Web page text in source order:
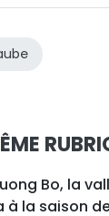
Bo, la
à la saison